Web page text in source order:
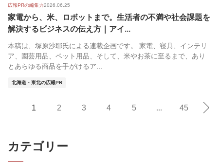
広報PRの編集力2026.06.25
家電から、米、ロボットまで。生活者の不満や社会課題を
解決するビジネスの伝え方｜アイ...
本稿は、塚原沙耶氏による連載企画です。 家電、寝具、インテリ
ア、園芸用品、ペット用品、そして、米やお茶に至るまで、あり
とあらゆる商品を手がけるア...
北海道・東北の広報PR
1 2 3 4 5 ... 45
カテゴリー